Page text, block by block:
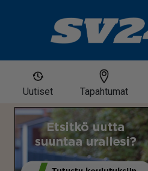
Uutiset Tapahtumat